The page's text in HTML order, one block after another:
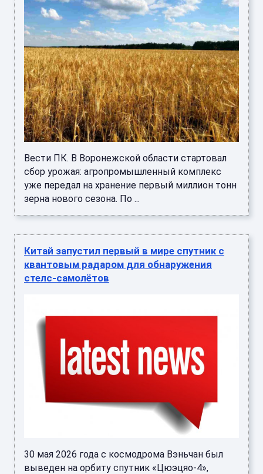
Вести ПК. В Воронежской области стартовал
сбор урожая: агропромышленный комплекс
уже передал на хранение первый миллион тонн
зерна нового сезона. По ...
Китай запустил первый в мире спутник с
квантовым радаром для обнаружения
стелс-самолётов
30 мая 2026 года с космодрома Вэньчан был
выведен на орбиту спутник «Цюэцяо-4»,